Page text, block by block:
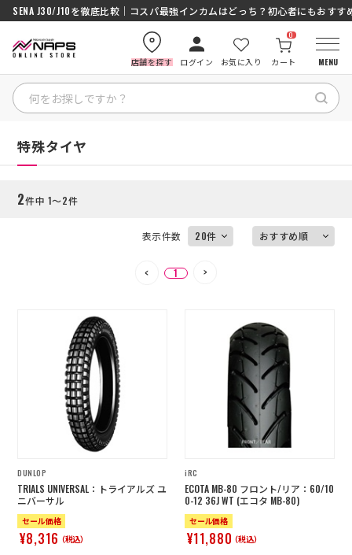
SENA J30/J10を徹底比較｜コスパ最強インカムはどっち？初心者にもおすす
店舗を探す ログイン お気に入り カート
0
MENU
HOME
ナップスメンバーズ
コーポレートサイト
特定商取引法に基づく表記
古物営業法に基づく表示/保険勧誘
利用規約
商品レビュー利用規約
プライバシーポリシー
返金ポリシー
カスタマーハラスメントに対する方
針
絞り込む
HOME
特殊タイヤ
2件中 1～2件
表示件数
1
DUNLOP
TRIALS UNIVERSAL：トライアルズ ユ
ニバーサル
セール価格
¥8,316（税込）
iRC
ECOTA MB-80 フロント/リア：60/10
0-12 36J WT (エコタ MB-80)
セール価格
¥11,880（税込）